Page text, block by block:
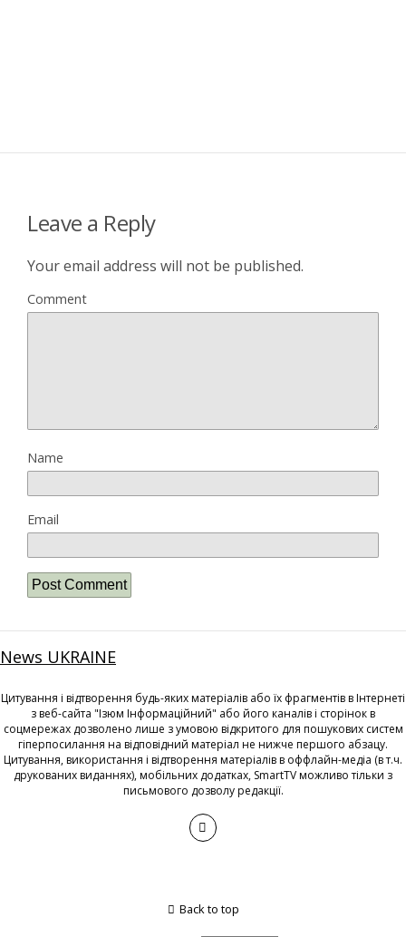
Leave a Reply
Your email address will not be published.
Comment
Name
Email
News UKRAINE
Цитування і відтворення будь-яких матеріалів або їх фрагментів в Інтернеті
з веб-сайта "Ізюм Інформаційний" або його каналів і сторінок в
соцмережах дозволено лише з умовою відкритого для пошукових систем
гіперпосилання на відповідний матеріал не нижче першого абзацу.
Цитування, використання і відтворення матеріалів в оффлайн-медіа (в т.ч.
друкованих виданнях), мобільних додатках, SmartTV можливо тільки з
письмового дозволу редакції.
Back to top